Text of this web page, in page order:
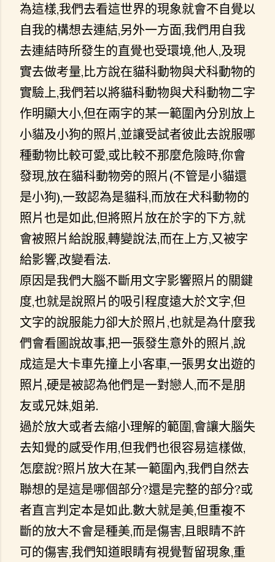
為這樣,我們去看這世界的現象就會不自覺以
自我的構想去連結,另外一方面,我們用自我
去連結時所發生的直覺也受環境,他人,及現
實去做考量,比方說在貓科動物與犬科動物的
實驗上,我們若以將貓科動物與犬科動物二字
作明顯大小,但在兩字的某一範圍內分別放上
小貓及小狗的照片,並讓受試者彼此去說服哪
種動物比較可愛,或比較不那麼危險時,你會
發現,放在貓科動物旁的照片(不管是小貓還
是小狗),一致認為是貓科,而放在犬科動物的
照片也是如此,但將照片放在於字的下方,就
會被照片給說服,轉變說法,而在上方,又被字
給影響,改變看法.
原因是我們大腦不斷用文字影響照片的關鍵
度,也就是說照片的吸引程度遠大於文字,但
文字的說服能力卻大於照片,也就是為什麼我
們會看圖說故事,把一張發生意外的照片,說
成這是大卡車先撞上小客車,一張男女出遊的
照片,硬是被認為他們是一對戀人,而不是朋
友或兄妹,姐弟.
過於放大或者去縮小理解的範圍,會讓大腦失
去知覺的感受作用,但我們也很容易這樣做,
怎麼說?照片放大在某一範圍內,我們自然去
聯想的是這是哪個部分?還是完整的部分?或
者直言判定本是如此.數大就是美,但重複不
斷的放大不會是種美,而是傷害,且眼睛不許
可的傷害,我們知道眼睛有視覺暫留現象,重